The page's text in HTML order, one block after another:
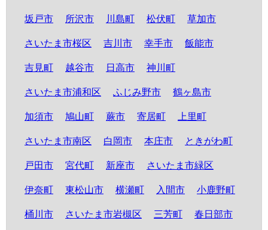
坂戸市 所沢市 川島町 松伏町 草加市
さいたま市桜区 吉川市 幸手市 飯能市
吉見町 越谷市 日高市 神川町
さいたま市浦和区 ふじみ野市 鶴ヶ島市
加須市 鳩山町 蕨市 寄居町 上里町
さいたま市南区 白岡市 本庄市 ときがわ町
戸田市 宮代町 新座市 さいたま市緑区
伊奈町 東松山市 横瀬町 入間市 小鹿野町
桶川市 さいたま市岩槻区 三芳町 春日部市